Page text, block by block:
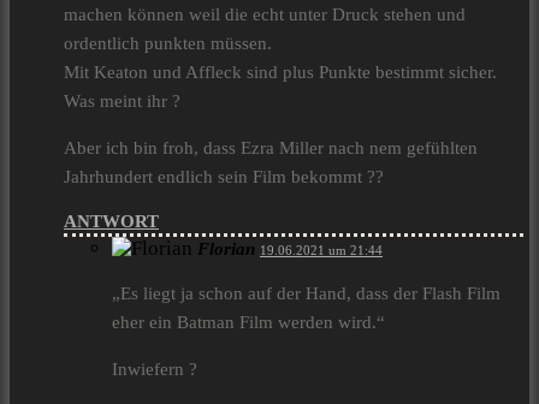
machen können weil die echt unter Druck stehen und
ordentlich punkten müssen.
Mit Keaton und Affleck sind plus Punkte bestimmt sicher.
Was meint ihr ?
Aber ich bin froh, dass Ezra Miller nach nem gefühlten
Jahrhundert endlich sein Film bekommt ??
ANTWORT
Florian 19.06.2021 um 21:44
„Es liegt ja schon auf der Hand, dass der Flash Film
eher ein Batman Film werden wird.“
Inwiefern ?